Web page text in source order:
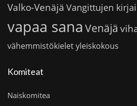
Valko-Venäjä Vangittujen
vapaa sana Venäjä
vähemmistökieletyleiskokous
Komiteat
Naiskomitea